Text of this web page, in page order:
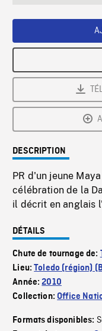
DESCRIPTION
PR d'un jeune
célébration de la
il décrit en anglais
DÉTAILS
Chute de tournage de:
Lieu:Toledo (région)
Année:2010
Collection:Office
Formats disponibles: